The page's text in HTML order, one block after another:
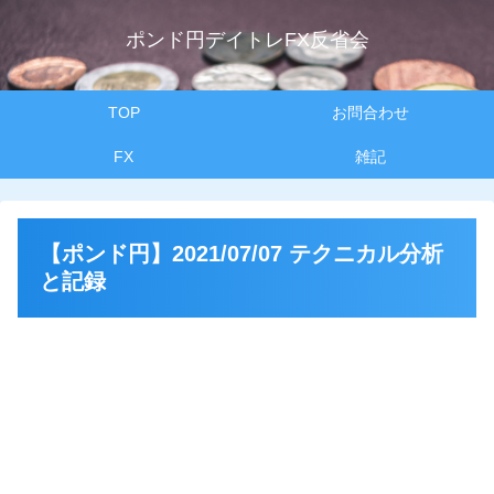
ポンド円デイトレFX反省会
TOP お問合わせ
FX 雑記
【ポンド円】2021/07/07 テクニカル分析
と記録